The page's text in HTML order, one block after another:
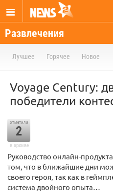
Развлечения
Лучшее Горячее Новое
Voyage Century:
победители
отметили
2
в архиве
Руководство онлайн-
том, что в ближайшие дни
своего героя, так как в
система двойного опыта…